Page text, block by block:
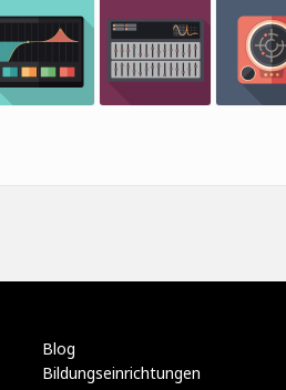
Blog
Bildungseinrichtungen